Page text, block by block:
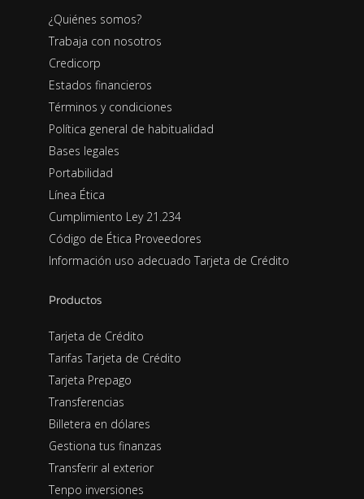
¿Quiénes somos?
Trabaja con nosotros
Credicorp
Estados financieros
Términos y condiciones
Política general de habitualidad
Bases legales
Portabilidad
Línea Ética
Cumplimiento Ley 21.234
Código de Ética Proveedores
Información uso adecuado Tarjeta de Crédito
Productos
Tarjeta de Crédito
Tarifas Tarjeta de Crédito
Tarjeta Prepago
Transferencias
Billetera en dólares
Gestiona tus finanzas
Transferir al exterior
Tenpo inversiones